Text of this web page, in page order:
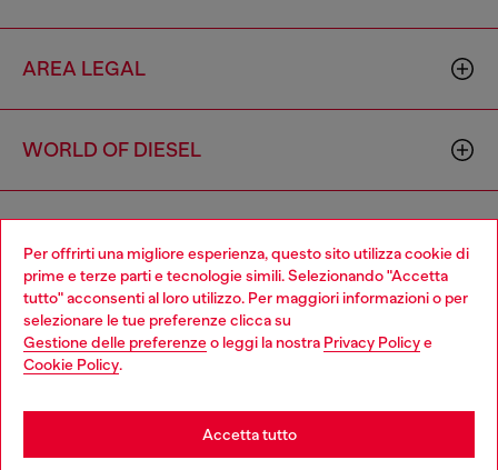
Per offrirti una migliore esperienza, questo sito utilizza cookie di
prime e terze parti e tecnologie simili. Selezionando "Accetta
tutto" acconsenti al loro utilizzo. Per maggiori informazioni o per
selezionare le tue preferenze clicca su
Gestione delle preferenzeo leggi la nostra Privacy Policye
Cookie Policy.
Accetta tutto
AREA LEGAL
WORLD OF DIESEL
Country: IT Language: IT
Choose your location
You are currently browsing Italia website, but it seems you may
be based in United States